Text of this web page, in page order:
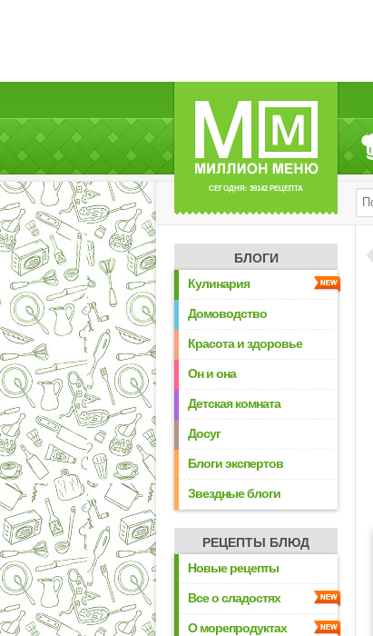
СЕГОДНЯ: 39142 РЕЦЕПТА
БЛОГИ
Кулинария
Домоводство
Красота и здоровье
Он и она
Детская комната
Досуг
Блоги экспертов
Звездные блоги
РЕЦЕПТЫ БЛЮД
Новые рецепты
Все о сладостях
О морепродуктах